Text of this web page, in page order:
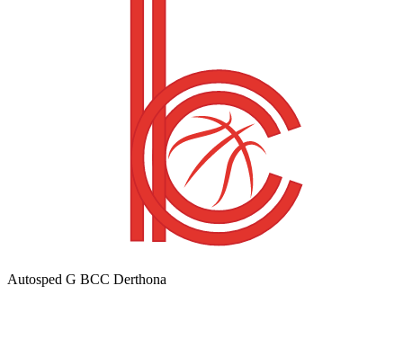
Autosped G BCC Derthona